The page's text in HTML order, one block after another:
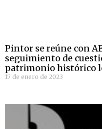
Pintor se reúne con
seguimiento de
patrimonio histórico
17 de enero de 2023